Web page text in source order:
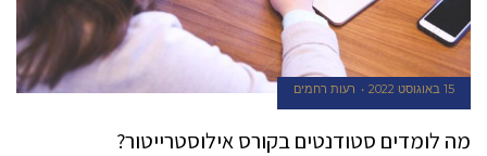
15 באוגוסט 2022 רעות רחמים
מה לומדים סטודנטים בקורס אילוסטרייטור?